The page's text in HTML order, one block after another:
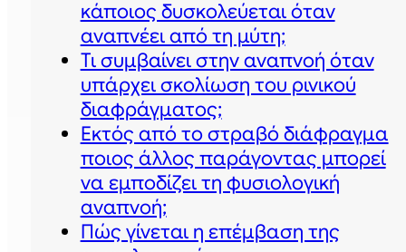
κάποιος δυσκολεύεται όταν
αναπνέει από τη μύτη;
Τι συμβαίνει στην αναπνοή όταν
υπάρχει σκoλίωση του ρινικού
διαφράγματος;
Εκτός από το στραβό διάφραγμα
ποιος άλλος παράγοντας μπορεί
να εμποδίζει τη φυσιολογική
αναπνοή;
Πώς γίνεται η επέμβαση της